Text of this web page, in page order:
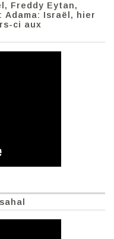
Freddy Eytan,
Adama: Israël, hier
ci aux